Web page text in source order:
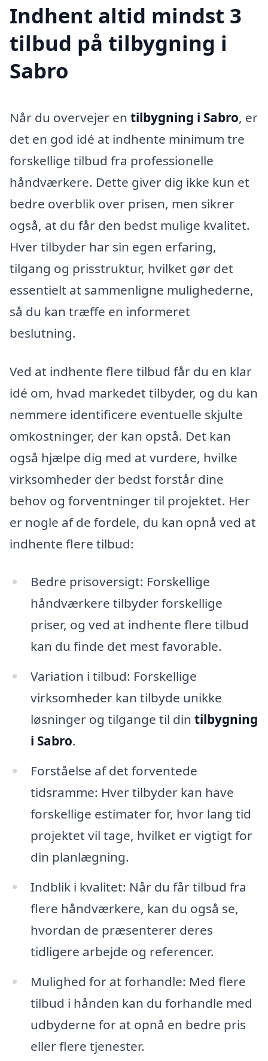
Indhent altid mindst 3
tilbud på tilbygning i
Sabro
Når du overvejer en tilbygning i Sabro, er
det en god idé at indhente minimum tre
forskellige tilbud fra professionelle
håndværkere. Dette giver dig ikke kun et
bedre overblik over prisen, men sikrer
også, at du får den bedst mulige kvalitet.
Hver tilbyder har sin egen erfaring,
tilgang og prisstruktur, hvilket gør det
essentielt at sammenligne mulighederne,
så du kan træffe en informeret
beslutning.
Ved at indhente flere tilbud får du en klar
idé om, hvad markedet tilbyder, og du kan
nemmere identificere eventuelle skjulte
omkostninger, der kan opstå. Det kan
også hjælpe dig med at vurdere, hvilke
virksomheder der bedst forstår dine
behov og forventninger til projektet. Her
er nogle af de fordele, du kan opnå ved at
indhente flere tilbud:
Bedre prisoversigt: Forskellige
håndværkere tilbyder forskellige
priser, og ved at indhente flere tilbud
kan du finde det mest favorable.
Variation i tilbud: Forskellige
virksomheder kan tilbyde unikke
løsninger og tilgange til din tilbygning
i Sabro.
Forståelse af det forventede
tidsramme: Hver tilbyder kan have
forskellige estimater for, hvor lang tid
projektet vil tage, hvilket er vigtigt for
din planlægning.
Indblik i kvalitet: Når du får tilbud fra
flere håndværkere, kan du også se,
hvordan de præsenterer deres
tidligere arbejde og referencer.
Mulighed for at forhandle: Med flere
tilbud i hånden kan du forhandle med
udbyderne for at opnå en bedre pris
eller flere tjenester.